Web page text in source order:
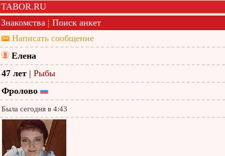
TABOR.RU
Знакомства | Поиск анкет
Написать сообщение
Елена
47 лет | Рыбы
Фролово
Была сегодня в 4:43